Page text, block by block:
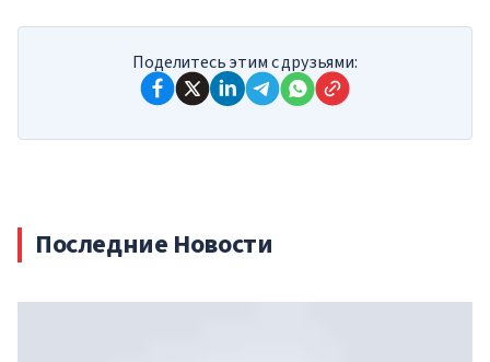
Поделитесь этим с друзьями:
Последние Новости